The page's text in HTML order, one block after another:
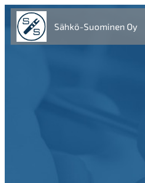
Sähkö-Suominen Oy